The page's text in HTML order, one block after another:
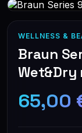
WELLNESS &
Braun
Wet&Dry
65,00